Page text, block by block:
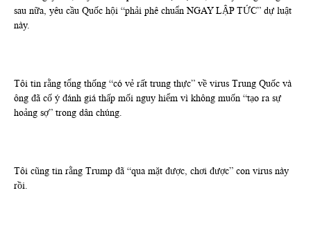
sau nữa, yêu cầu Quốc hội “phải phê chuẩn NGAY LẬP TỨC” dự luật
này.
Tôi tin rằng tổng thống “có vẻ rất trung thực” về virus Trung Quốc và
ông đã cố ý đánh giá thấp mối nguy hiểm vì không muốn “tạo ra sự
hoảng sợ” trong dân chúng.
Tôi cũng tin rằng Trump đã “qua mặt được, chơi được” con virus này
rồi.